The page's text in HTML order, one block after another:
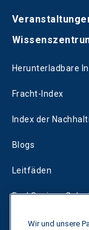
Herunterladbare
Fracht-Index
Index der
Blogs
Leitfäden
Fuel Savings
Rechner für die
Wir und unsere